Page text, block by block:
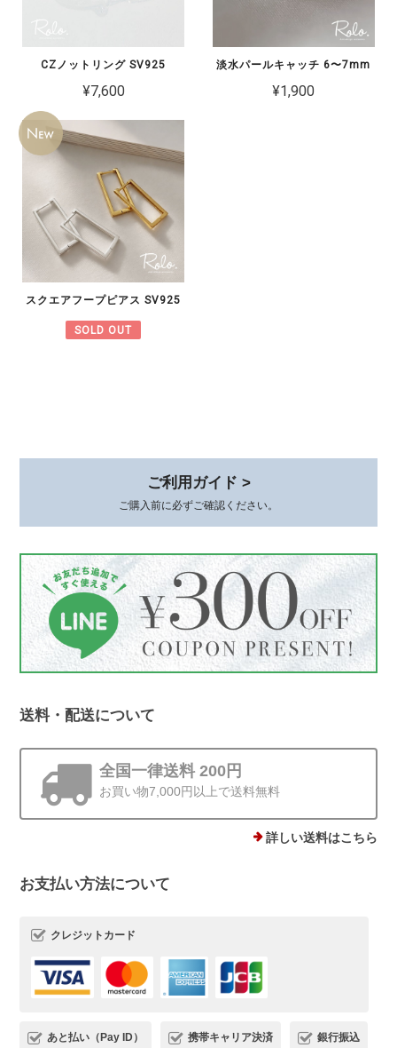
CZノットリング SV925
¥7,600
淡水パールキャッチ 6〜7mm
¥1,900
スクエアフープピアス SV925
SOLD OUT
ご利用ガイド >
ご購入前に必ずご確認ください。
送料・配送について
全国一律送料 200円
お買い物7,000円以上で送料無料
詳しい送料はこちら
お支払い方法について
クレジットカード
あと払い（Pay ID） 携帯キャリア決済 銀行振込